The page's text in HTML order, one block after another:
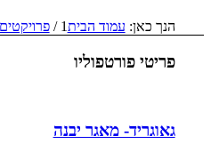
הנך כאן: עמוד הבית1
/ פרויקטים
פריטי פורטפוליו
גאוגריד- מאגר יבנה